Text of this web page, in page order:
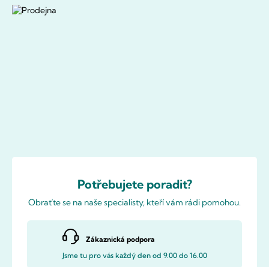
Potřebujete poradit?
Obraťte se na naše specialisty, kteří vám rádi pomohou.
Zákaznická podpora
Jsme tu pro vás každý den od 9.00 do 16.00